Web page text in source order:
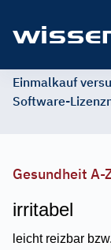
Einmalkauf
Software-
Gesundheit A-
irritabel
leicht reizbar